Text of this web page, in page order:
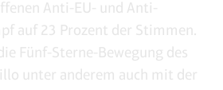
Anti-EU- und Anti-
auf 23 Prozent der Stimmen.
Fünf-Sterne-Bewegung des
unter anderem auch mit der